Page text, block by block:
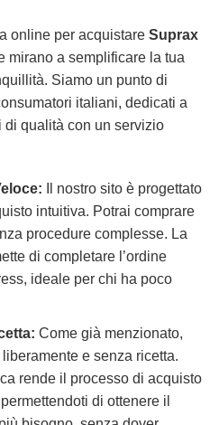
online per acquistare Suprax
mirano a semplificare la tua
Siamo un punto di
italiani, dedicati a
di qualità con un servizio
Il nostro sito è progettato
intuitiva. Potrai comprare
procedure complesse. La
di completare l’ordine
ideale per chi ha poco
Come già menzionato,
e senza ricetta.
rende il processo di acquisto
di ottenere il